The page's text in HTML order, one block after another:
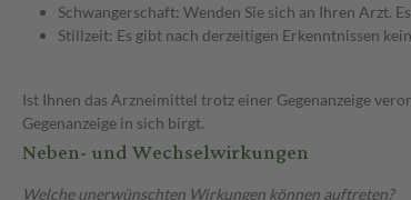
Schwangerschaft: Wenden Sie sich an Ihren Arzt.
Stillzeit: Es gibt nach derzeitigen Erkenntnissen
Ist Ihnen das Arzneimittel trotz einer Gegenanzeige
Gegenanzeige in sich birgt.
Neben- und Wechselwirkungen
Welche unerwünschten Wirkungen können auftreten?